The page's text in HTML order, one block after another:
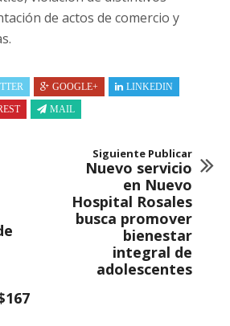
de actos de comercio y
GOOGLE+
LINKEDIN
MAIL
Siguiente Publicar
Nuevo servicio
en Nuevo
Hospital Rosales
busca promover
bienestar
integral de
adolescentes